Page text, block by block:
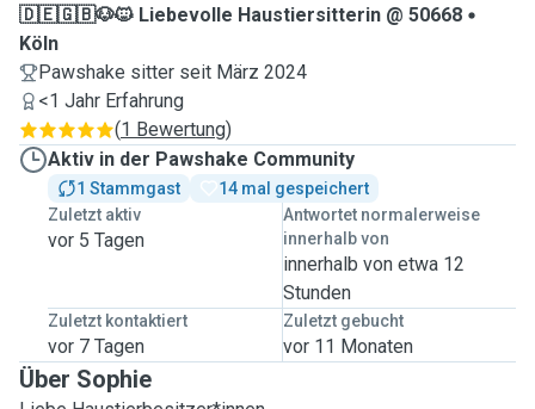
🇩🇪🇬🇧🐶🐱 Liebevolle Haustiersitterin @ 50668
Köln
Pawshake sitter seit März 2024
<1 Jahr Erfahrung
(1 Bewertung)
Aktiv in der Pawshake Community
1 Stammgast
14 mal gespeichert
Zuletzt aktiv
vor 5 Tagen
Antwortet normalerweise
innerhalb von
innerhalb von etwa 12
Stunden
Zuletzt kontaktiert
vor 7 Tagen
Zuletzt gebucht
vor 11 Monaten
Über Sophie